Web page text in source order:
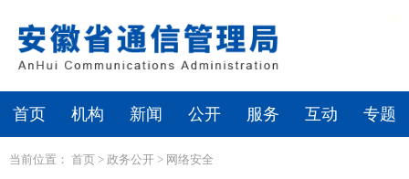
首页 机构 新闻 公开 服务 互动 专题
当前位置： 首页 > 政务公开 > 网络安全